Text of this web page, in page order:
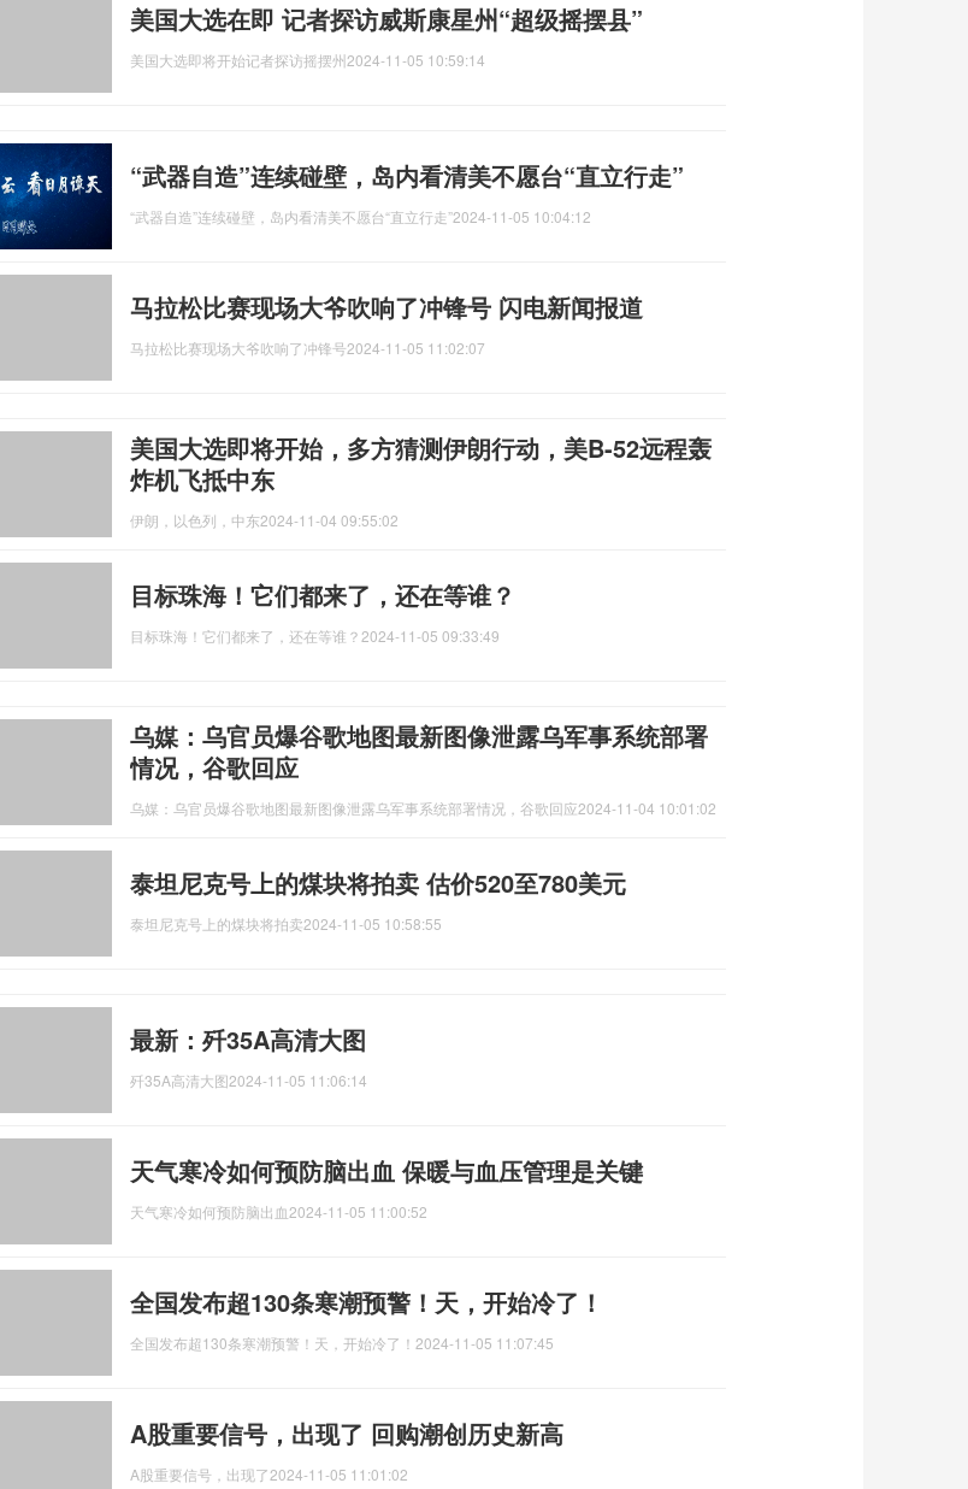
美国大选在即 记者探访威斯康星州“超级摇摆县”
美国大选即将开始记者探访摇摆州2024-11-05 10:59:14
“武器自造”连续碰壁，岛内看清美不愿台“直立行走”
“武器自造”连续碰壁，岛内看清美不愿台“直立行走”2024-11-05 10:04:12
马拉松比赛现场大爷吹响了冲锋号 闪电新闻报道
马拉松比赛现场大爷吹响了冲锋号2024-11-05 11:02:07
美国大选即将开始，多方猜测伊朗行动，美B-52远程轰
炸机飞抵中东
伊朗，以色列，中东2024-11-04 09:55:02
目标珠海！它们都来了，还在等谁？
目标珠海！它们都来了，还在等谁？ 2024-11-05 09:33:49
乌媒：乌官员爆谷歌地图最新图像泄露乌军事系统部署
情况，谷歌回应
乌媒：乌官员爆谷歌地图最新图像泄露乌军事系统部署情况，谷歌回应2024-11-04 10:01:02
泰坦尼克号上的煤块将拍卖 估价520至780美元
泰坦尼克号上的煤块将拍卖2024-11-05 10:58:55
最新：歼35A高清大图
歼35A高清大图2024-11-05 11:06:14
天气寒冷如何预防脑出血 保暖与血压管理是关键
天气寒冷如何预防脑出血2024-11-05 11:00:52
全国发布超130条寒潮预警！天，开始冷了！
全国发布超130条寒潮预警！天，开始冷了！ 2024-11-05 11:07:45
A股重要信号，出现了 回购潮创历史新高
A股重要信号，出现了2024-11-05 11:01:02